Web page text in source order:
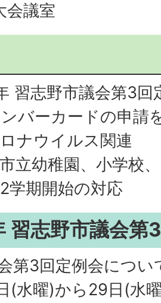
会議室
習志野市議会第3回
バーカードの申請
ナウイルス関連
立幼稚園、小学校
学期開始の対応
習志野市議会第
第3回定例会につ
(水曜)から29日(水